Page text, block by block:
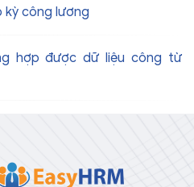
kỳ công lương
hợp được dữ liệu công từ